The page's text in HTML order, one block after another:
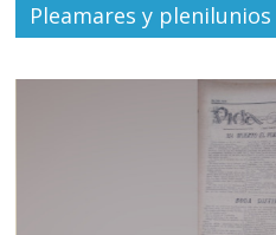
Pleamares y plenilunios